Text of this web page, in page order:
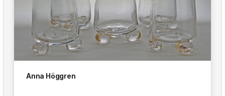
Anna Höggren